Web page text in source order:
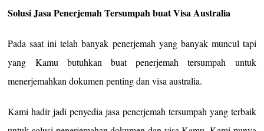
Solusi Jasa Penerjemah Tersumpah buat Visa Australia
Pada saat ini telah banyak penerjemah yang banyak muncul tapi
yang Kamu butuhkan buat penerjemah tersumpah untuk
menerjemahkan dokumen penting dan visa australia.
Kami hadir jadi penyedia jasa penerjemah tersumpah yang terbaik